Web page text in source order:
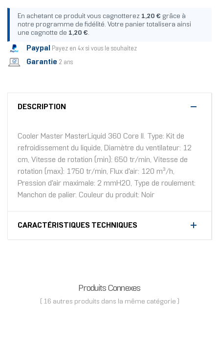
En achetant ce produit vous cagnotterez 1,20 € grâce à
notre programme de fidélité. Votre panier totalisera ainsi
une cagnotte de 1,20 €.
Paypal Payez en 4x si vous le souhaitez
Garantie 2 ans
DESCRIPTION
Cooler Master MasterLiquid 360 Core II. Type: Kit de
refroidissement du liquide, Diamètre du ventilateur: 12
cm, Vitesse de rotation (min): 650 tr/min, Vitesse de
rotation (max): 1750 tr/min, Flux d'air: 120 m³/h,
Pression d'air maximale: 2 mmH2O, Type de roulement:
Manchon de palier. Couleur du produit: Noir
CARACTÉRISTIQUES TECHNIQUES
Produits Connexes
( 16 autres produits dans la même catégorie )